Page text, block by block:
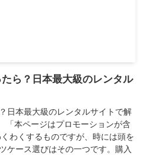
ら？日本最大級のレンタル
日本最大級のレンタルサイトで解
「本ページはプロモーションが含
わくするものですが、時には頭を
ケース選びはその一つです。購入